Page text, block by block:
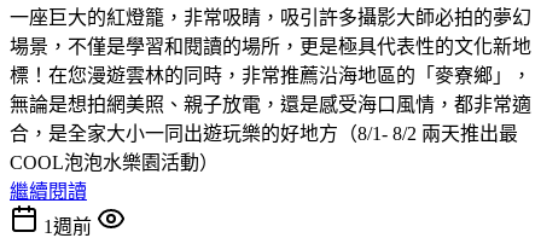
一座巨大的紅燈籠，非常吸睛，吸引許多攝影大師必拍的夢幻
場景，不僅是學習和閱讀的場所，更是極具代表性的文化新地
標！在您漫遊雲林的同時，非常推薦沿海地區的「麥寮鄉」，
無論是想拍網美照、親子放電，還是感受海口風情，都非常適
合，是全家大小一同出遊玩樂的好地方（8/1- 8/2 兩天推出最
COOL泡泡水樂園活動）
繼續閱讀
1週前